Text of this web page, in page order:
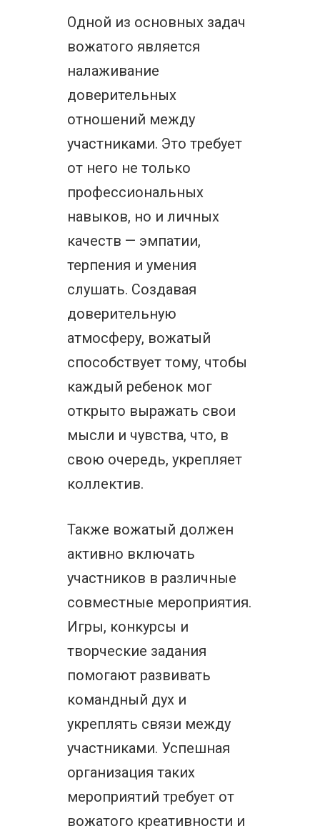
Одной из основных задач
вожатого является
налаживание
доверительных
отношений между
участниками. Это требует
от него не только
профессиональных
навыков, но и личных
качеств — эмпатии,
терпения и умения
слушать. Создавая
доверительную
атмосферу, вожатый
способствует тому, чтобы
каждый ребенок мог
открыто выражать свои
мысли и чувства, что, в
свою очередь, укрепляет
коллектив.
Также вожатый должен
активно включать
участников в различные
совместные мероприятия.
Игры, конкурсы и
творческие задания
помогают развивать
командный дух и
укреплять связи между
участниками. Успешная
организация таких
мероприятий требует от
вожатого креативности и